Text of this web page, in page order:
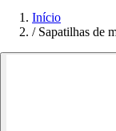
Início
/ Sapatilhas de